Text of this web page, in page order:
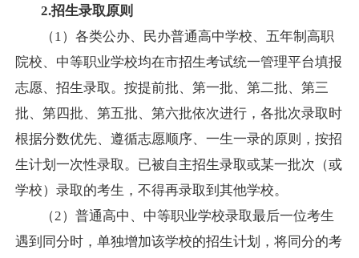
2.招生录取原则
（1）各类公办、民办普通高中学校、五年制 高职
院校、中等职业学校均在市招生考试统一管理平台填报
志愿、招生录取。按提前批、第一批、第二批、第三
批、第四批、第五批、第六批依次进行，各批次录取时
根据分数优先、遵循志愿顺序、一生一录的原则，按招
生计划一次性录取。已被自主招生录取或某一批次（或
学校）录取的考生，不得再录取到其他学校。
（2）普通高中、 中等职业学校录取最后一位考生
遇到同分时，单独增加该学校的招生计划，将同分的考